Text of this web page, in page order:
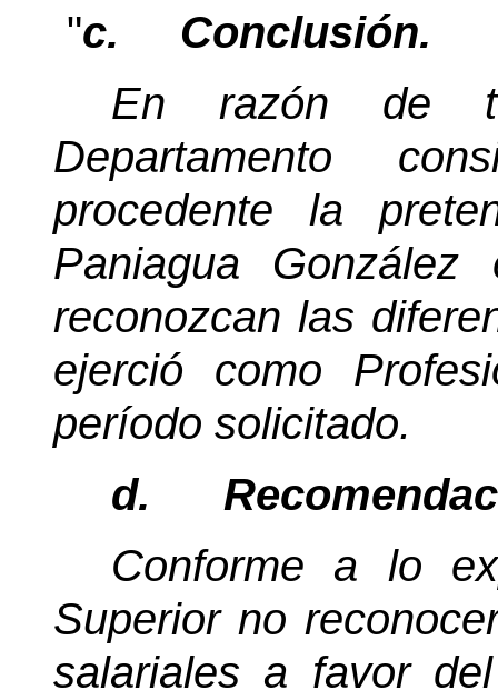
"c.
Conclusión.
En razón de
Departamento
procedente la
Paniagua
reconozcan las
ejerció como
período solicitado.
d.
Conforme a lo
Superior no
salariales a favor